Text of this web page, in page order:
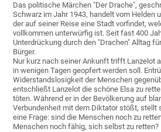
Das politische Märchen "Der Drache",
Schwarz im Jahr 1943, handelt vom Helden
der auf seiner Reise eine Stadt vorfindet,
vollkommen unterwürfig ist. Seit fast 400
Unterdrückung durch den "Drachen" Alltag
Bürger.
Nur kurz nach seiner Ankunft trifft Lanzelot
in wenigen Tagen geopfert werden soll.
Widerstandslosigkeit der Menschen
entschließt Lanzelot die schöne Elsa zu
töten. Während er in der Bevölkerung auf
Verbundenheit mit dem Diktator stößt, stellt
eine Frage: sind die Menschen noch zu
Menschen noch fähig, sich selbst zu retten?